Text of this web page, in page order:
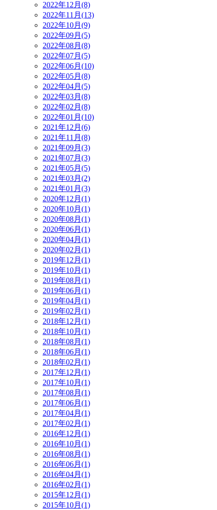
2022年12月(8)
2022年11月(13)
2022年10月(9)
2022年09月(5)
2022年08月(8)
2022年07月(5)
2022年06月(10)
2022年05月(8)
2022年04月(5)
2022年03月(8)
2022年02月(8)
2022年01月(10)
2021年12月(6)
2021年11月(8)
2021年09月(3)
2021年07月(3)
2021年05月(5)
2021年03月(2)
2021年01月(3)
2020年12月(1)
2020年10月(1)
2020年08月(1)
2020年06月(1)
2020年04月(1)
2020年02月(1)
2019年12月(1)
2019年10月(1)
2019年08月(1)
2019年06月(1)
2019年04月(1)
2019年02月(1)
2018年12月(1)
2018年10月(1)
2018年08月(1)
2018年06月(1)
2018年02月(1)
2017年12月(1)
2017年10月(1)
2017年08月(1)
2017年06月(1)
2017年04月(1)
2017年02月(1)
2016年12月(1)
2016年10月(1)
2016年08月(1)
2016年06月(1)
2016年04月(1)
2016年02月(1)
2015年12月(1)
2015年10月(1)